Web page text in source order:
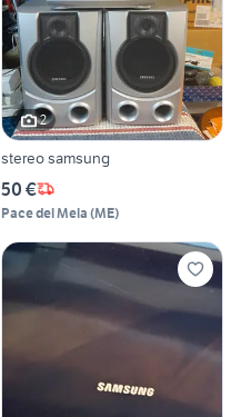
2
stereo samsung
50 €
Pace del Mela (ME)